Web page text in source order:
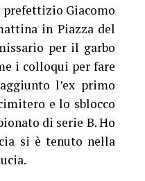
prefettizio Giacomo
in Piazza del
per il garbo
i colloqui per fare
l’ex primo
e lo sblocco
di serie B. Ho
si è tenuto nella